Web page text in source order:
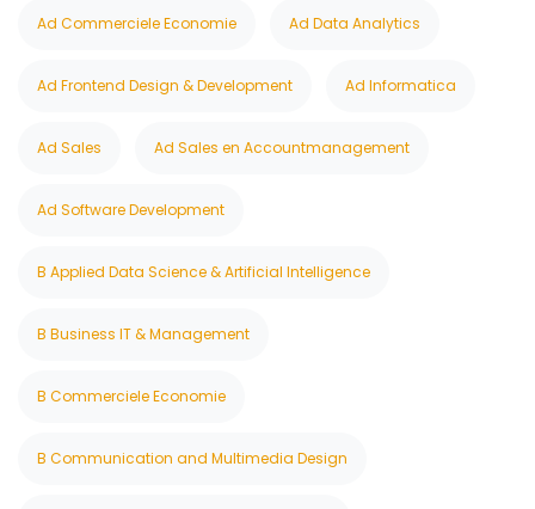
Ad Commerciele Economie Ad Data Analytics
Ad Frontend Design & Development Ad Informatica
Ad Sales Ad Sales en Accountmanagement
Ad Software Development
B Applied Data Science & Artificial Intelligence
B Business IT & Management
B Commerciele Economie
B Communication and Multimedia Design